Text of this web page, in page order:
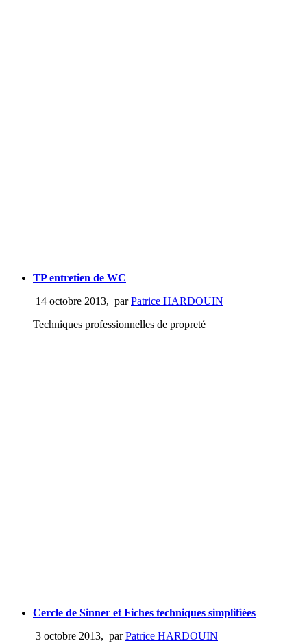
TP entretien de WC
14 octobre 2013, parPatrice HARDOUIN
Techniques professionnelles de propreté
Cercle de Sinner et Fiches techniques simplifiées
3 octobre 2013, parPatrice HARDOUIN